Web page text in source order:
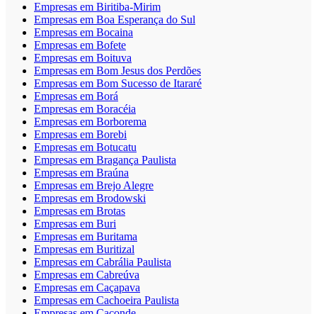
Empresas em Biritiba-Mirim
Empresas em Boa Esperança do Sul
Empresas em Bocaina
Empresas em Bofete
Empresas em Boituva
Empresas em Bom Jesus dos Perdões
Empresas em Bom Sucesso de Itararé
Empresas em Borá
Empresas em Boracéia
Empresas em Borborema
Empresas em Borebi
Empresas em Botucatu
Empresas em Bragança Paulista
Empresas em Braúna
Empresas em Brejo Alegre
Empresas em Brodowski
Empresas em Brotas
Empresas em Buri
Empresas em Buritama
Empresas em Buritizal
Empresas em Cabrália Paulista
Empresas em Cabreúva
Empresas em Caçapava
Empresas em Cachoeira Paulista